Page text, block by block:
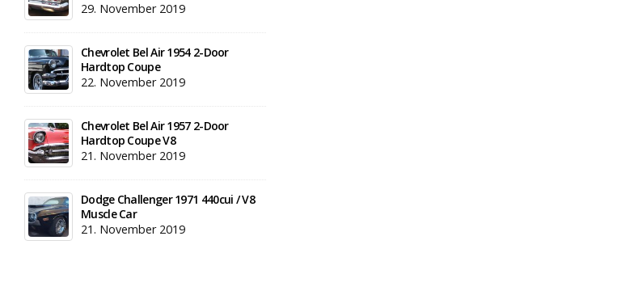
29. November 2019
Chevrolet Bel Air 1954 2-Door
Hardtop Coupe
22. November 2019
Chevrolet Bel Air 1957 2-Door
Hardtop Coupe V8
21. November 2019
Dodge Challenger 1971 440cui / V8
Muscle Car
21. November 2019